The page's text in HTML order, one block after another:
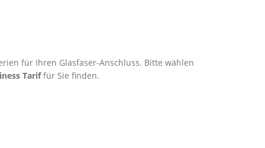
für Ihren Glasfaser-Anschluss. Bitte wählen
Tariffür Sie finden.